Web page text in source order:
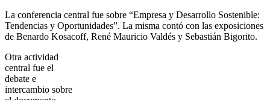
La conferencia central fue sobre “Empresa y Desarrollo Sostenible:
Tendencias y Oportunidades”. La misma contó con las exposiciones
de Benardo Kosacoff, René Mauricio Valdés y Sebastián Bigorito.
Otra actividad
central fue el
debate e
intercambio sobre